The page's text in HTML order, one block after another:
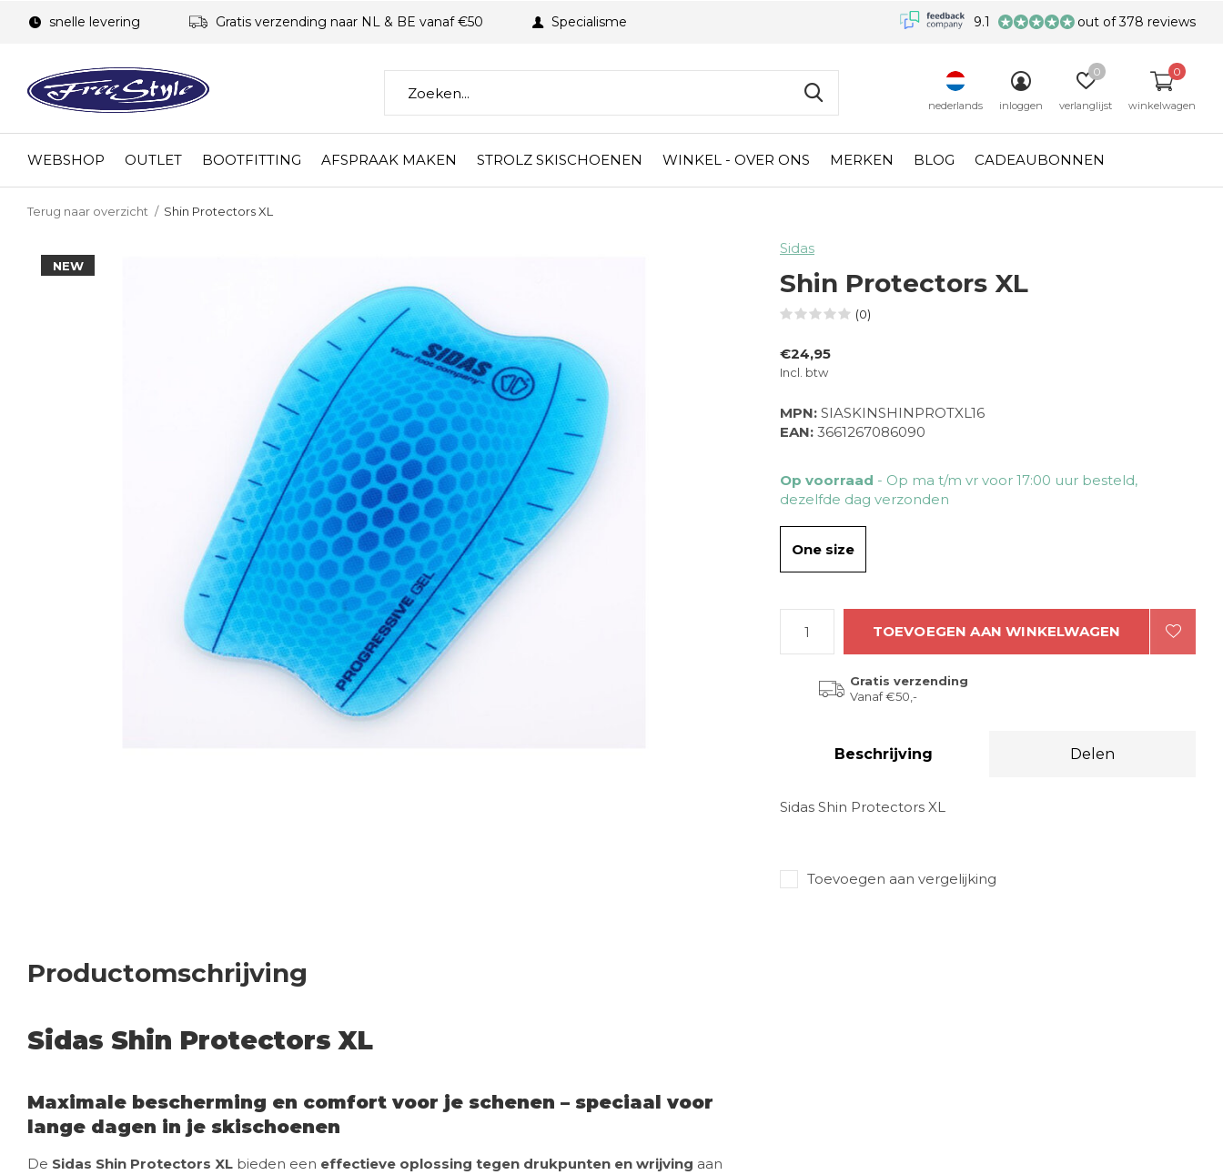
WEBSHOP OUTLET BOOTFITTING AFSPRAAK MAKEN STROLZ SKISCHOENEN WINKEL - OVER ONS MERKEN BLOG CADEAUBONNEN
nederlands inloggen verlanglijst
0
winkelwagen
0
snelle levering Gratis verzending naar NL & BE vanaf €50 Specialisme 9.1 out of 378 reviews
Terug naar overzicht Shin Protectors XL
NEW
Sidas
Shin Protectors XL
(0)
€24,95
Incl. btw
MPN: SIASKINSHINPROTXL16
EAN: 3661267086090
Op voorraad - Op ma t/m vr voor 17:00 uur besteld,
dezelfde dag verzonden
One size
TOEVOEGEN AAN WINKELWAGEN
Gratis verzending
Vanaf €50,-
Beschrijving Delen
Sidas Shin Protectors XL
Toevoegen aan vergelijking
Productomschrijving
Sidas Shin Protectors XL
Maximale bescherming en comfort voor je schenen – speciaal voor
lange dagen in je skischoenen
De Sidas Shin Protectors XL bieden een effectieve oplossing tegen drukpunten en wrijving aan